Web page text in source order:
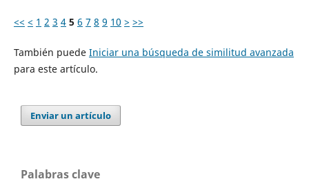
<< < 1 2 3 4 5 6 7 8 9 10 > >>
También puede Iniciar una búsqueda de similitud avanzada
para este artículo.
Enviar un artículo
Palabras clave